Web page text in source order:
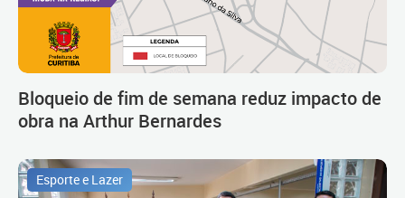
Bloqueio de fim de semana reduz impacto de
obra na Arthur Bernardes
Esporte e Lazer